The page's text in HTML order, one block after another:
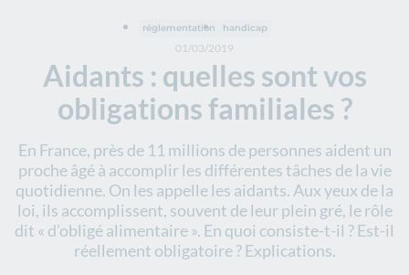
Aidants : quelles sont vos
obligations familiales ?
01/03/2019
réglementation handicap
En France, près de 11 millions de personnes aident un
proche âgé à accomplir les différentes tâches de la vie
quotidienne. On les appelle les aidants. Aux yeux de la
loi, ils accomplissent, souvent de leur plein gré, le rôle
dit « d’obligé alimentaire ». En quoi consiste-t-il ? Est-il
réellement obligatoire ? Explications.